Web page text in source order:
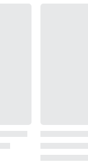
は信州の名水・秘